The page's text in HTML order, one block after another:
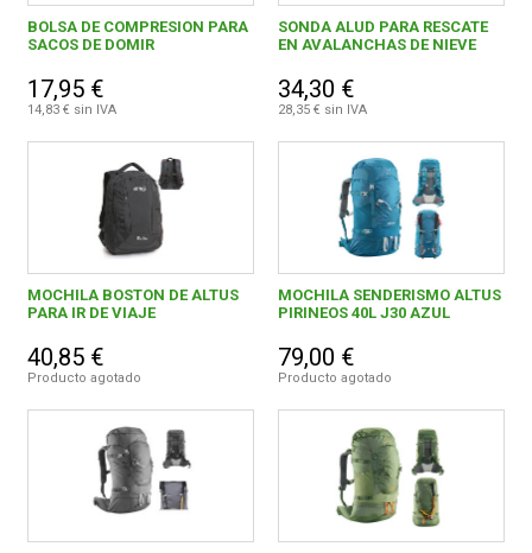
BOLSA DE COMPRESION PARA
SACOS DE DOMIR
17,95 €
14,83 € sin IVA
SONDA ALUD PARA RESCATE
EN AVALANCHAS DE NIEVE
34,30 €
28,35 € sin IVA
MOCHILA BOSTON DE ALTUS
PARA IR DE VIAJE
40,85 €
Producto agotado
MOCHILA SENDERISMO ALTUS
PIRINEOS 40L J30 AZUL
79,00 €
Producto agotado